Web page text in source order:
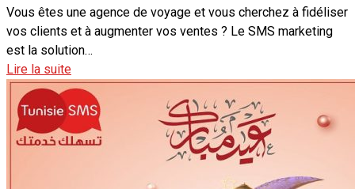
Vous êtes une agence de voyage et vous cherchez à fidéliser
vos clients et à augmenter vos ventes ? Le SMS marketing
est la solution…
Lire la suite